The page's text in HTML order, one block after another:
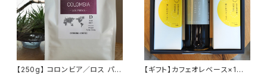
【250g】 コロンビア／ロス パテ
【ギフト】カフェオレベース×1本